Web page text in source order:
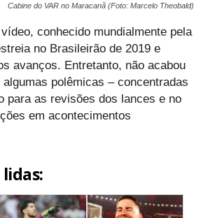
Cabine do VAR no Maracanã (Foto: Marcelo Theobald)
conhecido mundialmente pela
no Brasileirão de 2019 e
avanços. Entretanto, não acabou
polêmicas – concentradas
para as revisões dos lances e no
em acontecimentos